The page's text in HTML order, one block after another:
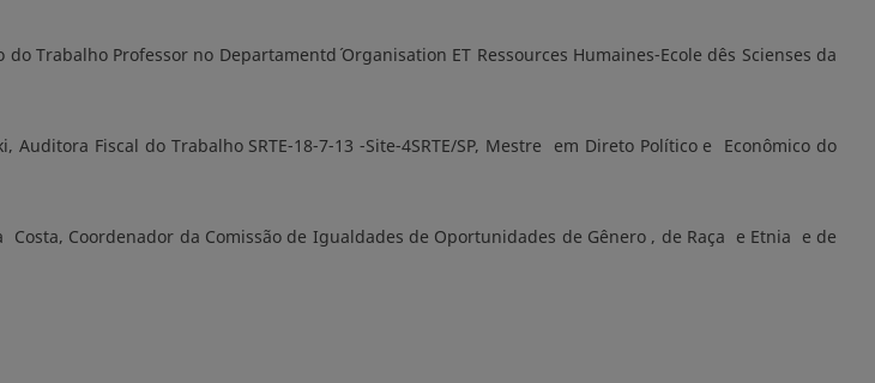
Trabalho Professor no Departamentd´ Organisation ET Ressources Humaines-Ecole dês Scienses da
Fiscal do Trabalho SRTE-18-7-13 -Site-4SRTE/SP, Mestre em Direto Político e Econômico do
Coordenador da Comissão de Igualdades de Oportunidades de Gênero , de Raça e Etnia e de